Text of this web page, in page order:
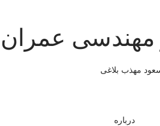
مهندسی عمران
مهذب بلاغی
درباره